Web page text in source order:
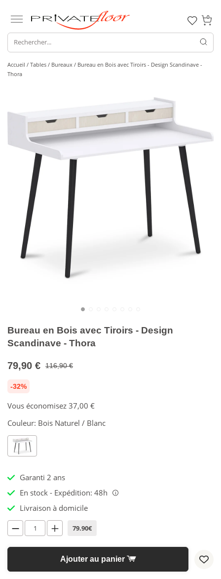
0
Accueil / Tables / Bureaux / Bureau en Bois avec Tiroirs - Design Scandinave -
Thora
Bureau en Bois avec Tiroirs - Design
Scandinave - Thora
79,90 € 116,90 €
-32%
Vous économisez 37,00 €
Couleur: Bois Naturel / Blanc
Garanti 2 ans
En stock - Expédition: 48h
i
Livraison à domicile
79.90€
Ajouter au panier